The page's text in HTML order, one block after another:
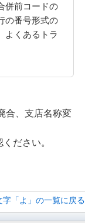
併前コードの
の番号形式の
よくあるトラ
合、支店名称変
ださい。
「よ」の一覧に戻る